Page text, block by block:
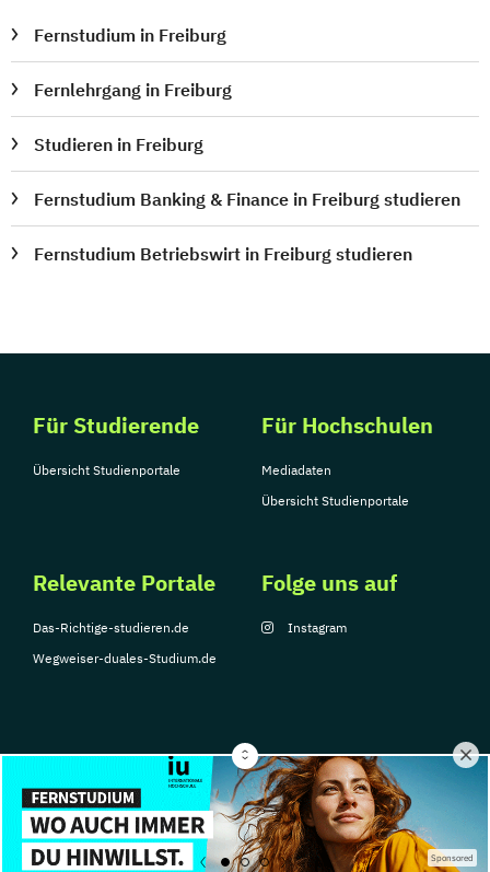
Sponsored
Fernstudium in Freiburg
Fernlehrgang in Freiburg
Studieren in Freiburg
Fernstudium Banking & Finance in Freiburg studieren
Fernstudium Betriebswirt in Freiburg studieren
Für Studierende
Übersicht Studienportale
Für Hochschulen
Mediadaten
Übersicht Studienportale
Relevante Portale
Das-Richtige-studieren.de
Wegweiser-duales-Studium.de
Folge uns auf
Instagram
© Copyright 2026, TarGroup Media GmbH
Impressum
Über
uns
Datenschutzerklärung Nutzungsbedingungen